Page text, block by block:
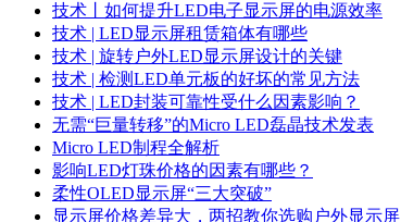
技术丨如何提升LED电子显示屏的电源效率
技术 | LED显示屏租赁箱体有哪些
技术 | 旋转户外LED显示屏设计的关键
技术 | 检测LED单元板的好坏的常见方法
技术 | LED封装可靠性受什么因素影响？
无需“巨量转移”的Micro LED磊晶技术发表
Micro LED制程全解析
影响LED灯珠价格的因素有哪些？
柔性OLED显示屏“三大突破”
显示屏价格差异大，两招教你选购户外显示屏